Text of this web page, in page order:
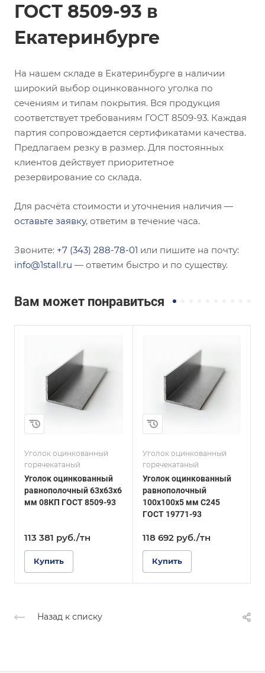
ГОСТ 8509-93 в
Екатеринбурге
На нашем складе в Екатеринбурге в наличии
широкий выбор оцинкованного уголка по
сечениям и типам покрытия. Вся продукция
соответствует требованиям ГОСТ 8509-93. Каждая
партия сопровождается сертификатами качества.
Предлагаем резку в размер. Для постоянных
клиентов действует приоритетное
резервирование со склада.
Для расчёта стоимости и уточнения наличия —
оставьте заявку, ответим в течение часа.
Звоните: +7 (343) 288-78-01 или пишите на почту:
info@1stall.ru — ответим быстро и по существу.
Вам может понравиться
Уголок оцинкованный
горячекатаный
Уголок оцинкованный
равнополочный 63х63х6
мм 08КП ГОСТ 8509-93
113 381 руб./тн
Купить
Равнополочный
Высота, мм
100
Толщина, мм
ГОСТ, ТУ
ГОСТ 19771-93
Покрытие
Оцинкованное
Уголок оцинкованный
горячекатаный
Уголок оцинкованный
равнополочный
100х100х5 мм С245
ГОСТ 19771-93
118 692 руб./тн
Купить
Равнополочный
Высота, мм
28
Толщина, мм
ГОСТ, ТУ
ГОСТ 8509-93
Покрытие
Оцинкованное
Назад к списку